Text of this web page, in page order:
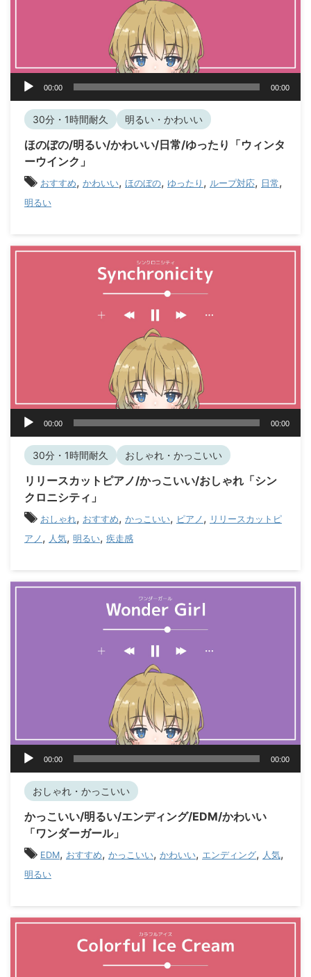
00:00 00:00
30分・1時間耐久 明るい・かわいい
ほのぼの/明るい/かわいい/日常/ゆったり「ウィンタ
ーウインク」
おすすめ, かわいい, ほのぼの, ゆったり , ループ対応, 日常,
明るい
00:00 00:00
30分・1時間耐久 おしゃれ・かっこいい
リリースカットピアノ/かっこいい/おしゃれ「シン
クロニシティ」
おしゃれ, おすすめ, かっこいい, ピアノ , リリースカットピ
アノ , 人気, 明るい, 疾走感
00:00 00:00
おしゃれ・かっこいい
かっこいい/明るい/エンディング/EDM/かわいい
「ワンダーガール」
EDM, おすすめ, かっこいい, かわいい, エンディング, 人気,
明るい